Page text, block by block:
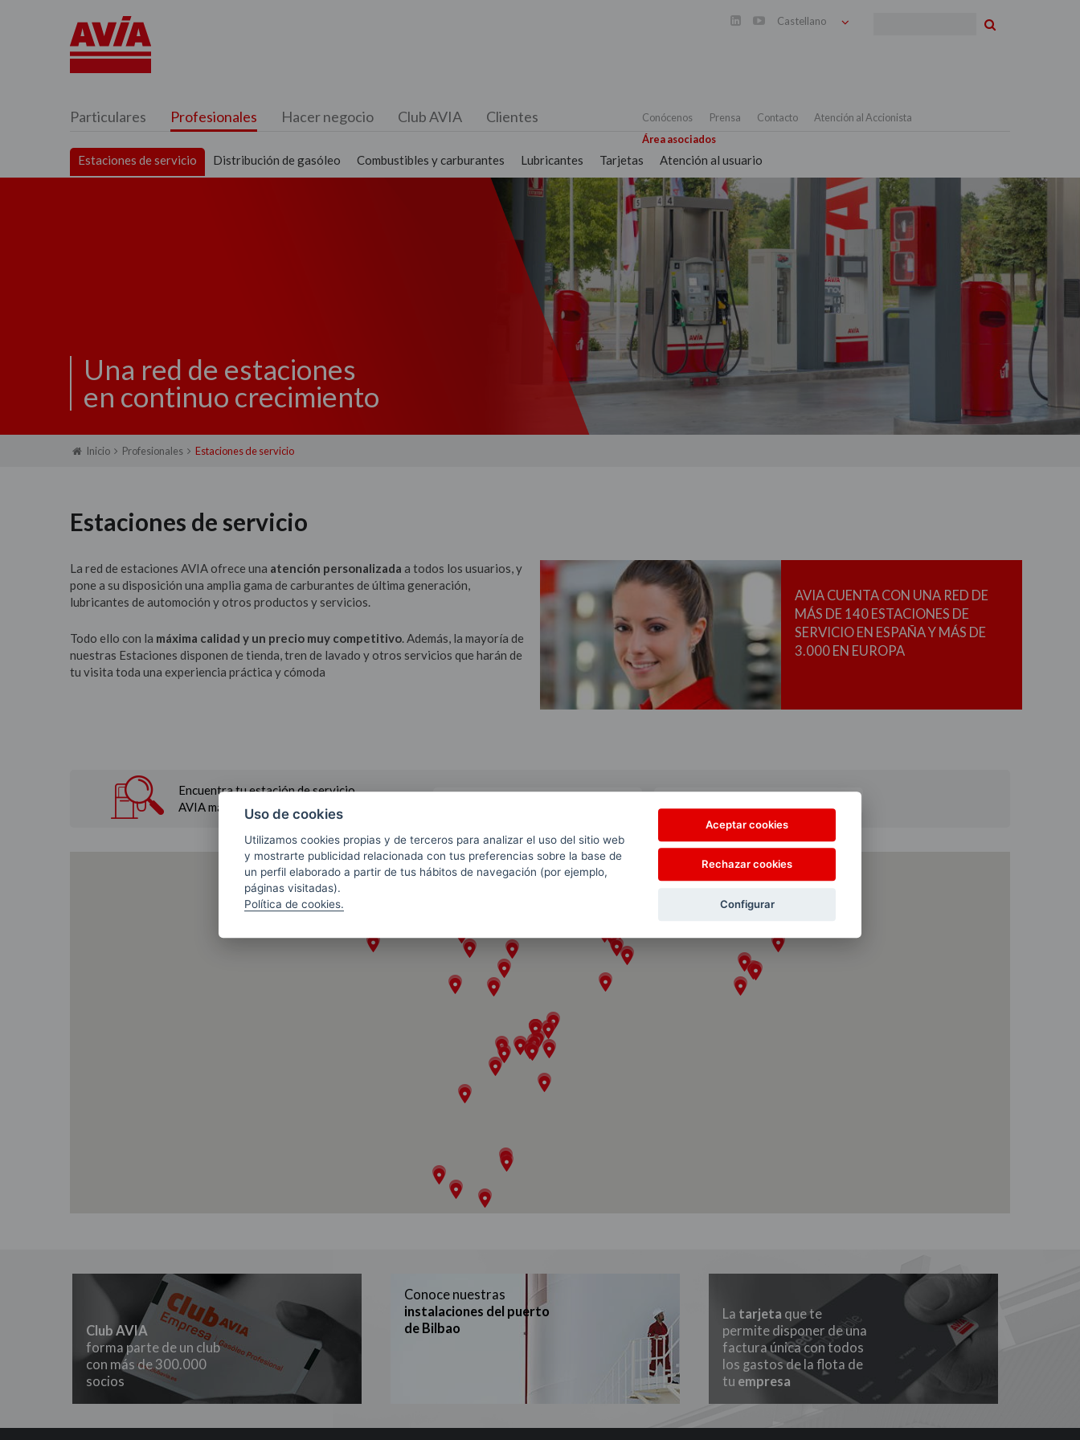
 
Particulares Profesionales Hacer negocio Club AVIA Clientes Conócenos Prensa Contacto
Atención al Accionista
Área asociados
Estaciones de servicio Distribución de gasóleo Combustibles y carburantes Lubricantes Tarjetas Atención al usuario
Una red de estaciones
en continuo crecimiento
Inicio Profesionales Estaciones de servicio
Estaciones de servicio
La red de estaciones AVIA ofrece una atención personalizada a todos los usuarios, y
pone a su disposición una amplia gama de carburantes de última generación,
lubricantes de automoción y otros productos y servicios.
Todo ello con la máxima calidad y un precio muy competitivo. Además, la mayoría de
nuestras Estaciones disponen de tienda, tren de lavado y otros servicios que harán de
tu visita toda una experiencia práctica y cómoda
AVIA CUENTA CON UNA RED DE
MÁS DE 140 ESTACIONES DE
SERVICIO EN ESPAÑA Y MÁS DE
3.000 EN EUROPA
Encuentra tu estación de servicio
AVIA más cercana.
Club AVIA
forma parte de un club
con más de 300.000
socios
Conoce nuestras
instalaciones del puerto
de Bilbao
La tarjeta que te
permite disponer de una
factura única con todos
los gastos de la flota de
tu empresa
Uso de cookies
Utilizamos cookies propias y de terceros para analizar el uso del sitio web
y mostrarte publicidad relacionada con tus preferencias sobre la base de
un perfil elaborado a partir de tus hábitos de navegación (por ejemplo,
páginas visitadas).
Política de cookies.
Aceptar cookies
Rechazar cookies
Configurar